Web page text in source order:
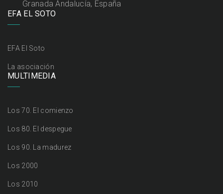
Granada Andalucía, España
EFA EL SOTO
EFA El Soto
La asociación
MULTIMEDIA
Los 70. El comienzo
Los 80. El despegue
Los 90. La madurez
Los 2000
Los 2010